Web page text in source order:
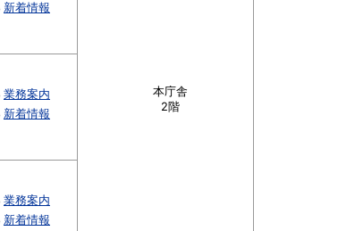
新着情報
本庁舎
2階
業務案内
新着情報
業務案内
新着情報